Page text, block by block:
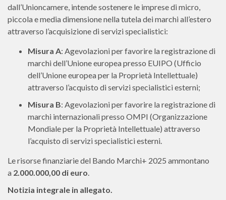
dall’Unioncamere, intende sostenere le imprese di micro,
piccola e media dimensione nella tutela dei marchi all’estero
attraverso l’acquisizione di servizi specialistici:
Misura A: Agevolazioni per favorire la registrazione di
marchi dell’Unione europea presso EUIPO (Ufficio
dell’Unione europea per la Proprietà Intellettuale)
attraverso l’acquisto di servizi specialistici esterni;
Misura B: Agevolazioni per favorire la registrazione di
marchi internazionali presso OMPI (Organizzazione
Mondiale per la Proprietà Intellettuale) attraverso
l’acquisto di servizi specialistici esterni.
Le risorse finanziarie del Bando Marchi+ 2025 ammontano
a 2.000.000,00 di euro.
Notizia integrale in allegato.